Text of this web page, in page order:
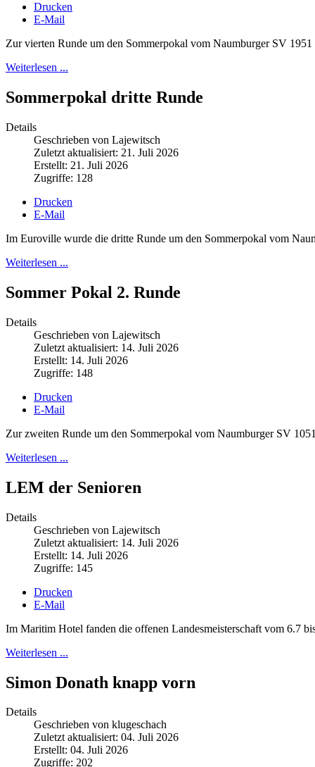
Drucken
E-Mail
Zur vierten Runde um den Sommerpokal vom Naumburger SV
Weiterlesen ...
Sommerpokal dritte Runde
Details
Geschrieben von Lajewitsch
Zuletzt aktualisiert: 21. Juli 2026
Erstellt: 21. Juli 2026
Zugriffe: 128
Drucken
E-Mail
Im Euroville wurde die dritte Runde um den Sommerpokal vom
Weiterlesen ...
Sommer Pokal 2. Runde
Details
Geschrieben von Lajewitsch
Zuletzt aktualisiert: 14. Juli 2026
Erstellt: 14. Juli 2026
Zugriffe: 148
Drucken
E-Mail
Zur zweiten Runde um den Sommerpokal vom Naumburger SV
Weiterlesen ...
LEM der Senioren
Details
Geschrieben von Lajewitsch
Zuletzt aktualisiert: 14. Juli 2026
Erstellt: 14. Juli 2026
Zugriffe: 145
Drucken
E-Mail
Im Maritim Hotel fanden die offenen Landesmeisterschaft vom 6.7
Weiterlesen ...
Simon Donath knapp vorn
Details
Geschrieben von klugeschach
Zuletzt aktualisiert: 04. Juli 2026
Erstellt: 04. Juli 2026
Zugriffe: 202